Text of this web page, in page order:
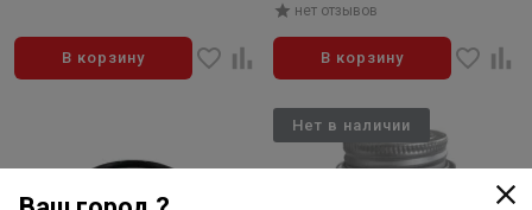
В корзину
нет отзывов
В корзину
Нет в наличии